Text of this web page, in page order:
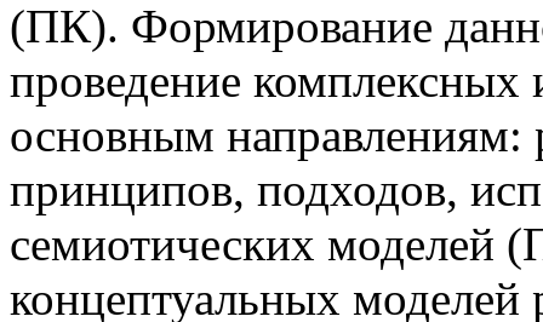
(ПК). Формирование
проведение
основным направлениям:
принципов, подходов,
семиотических моделей
концептуальных моделей